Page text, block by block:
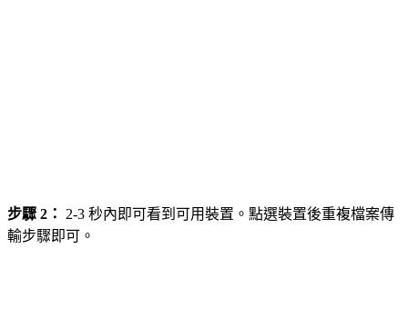
步驟 2：
2-3 秒內即可看到可用裝置。點選裝置後重複檔案傳
輸步驟即可。